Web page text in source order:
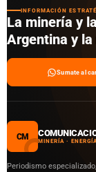
INFORMACIÓN
La minería y
Argentina y la
Sumate al
CM MINERÍA ·
Periodismo